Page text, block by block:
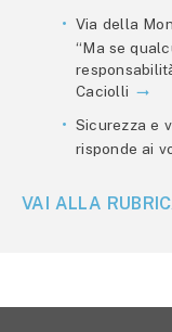
Via della
“Ma se
Caciolli
Sicurezza e
risponde ai
VAI ALLA